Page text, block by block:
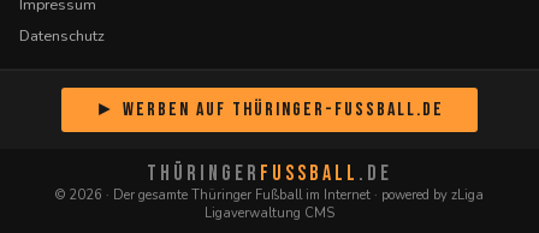
Impressum
Datenschutz
► Werben auf Thüringer-Fussball.de
THÜRINGER FUSSBALL .DE
© 2026 · Der gesamte Thüringer Fußball im Internet · powered by zLiga
Ligaverwaltung CMS